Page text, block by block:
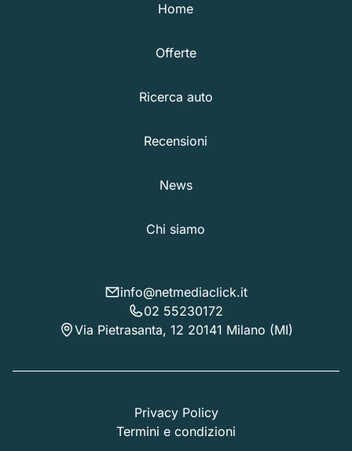
Home
Offerte
Ricerca auto
Recensioni
News
Chi siamo
info@netmediaclick.it
02 55230172
Via Pietrasanta, 12 20141 Milano (MI)
Privacy Policy
Termini e condizioni